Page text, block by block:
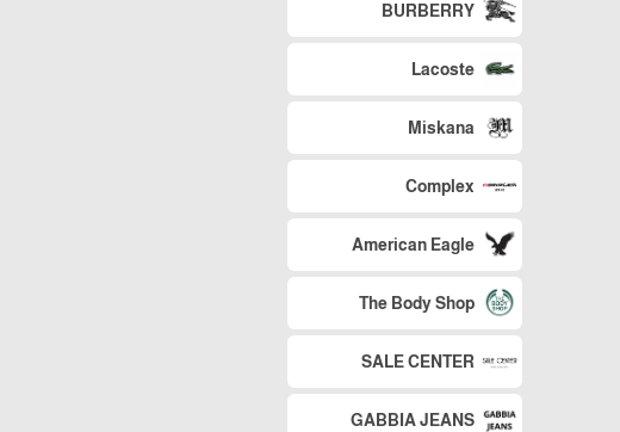
BURBERRY
Lacoste
Miskana
Complex
American Eagle
The Body Shop
SALE CENTER
GABBIA JEANS